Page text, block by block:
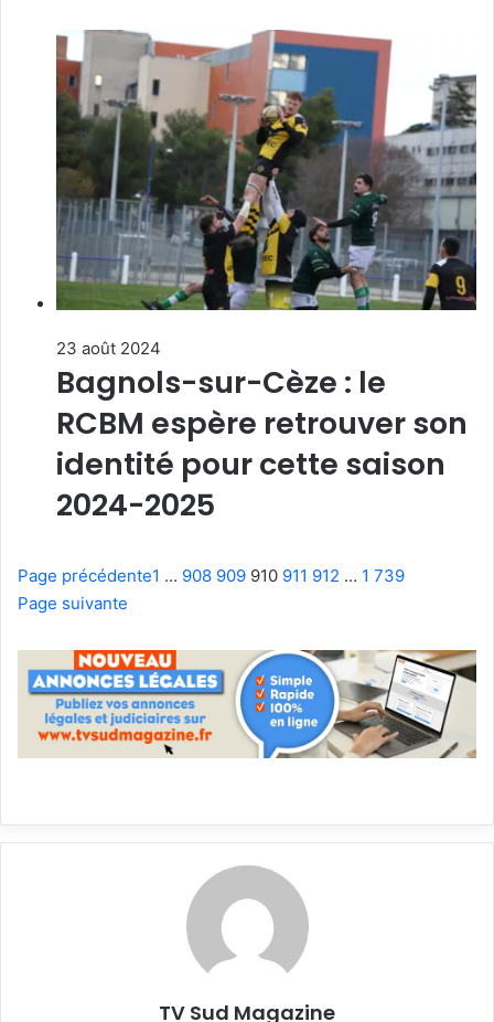
23 août 2024
Bagnols-sur-Cèze : le
RCBM espère retrouver son
identité pour cette saison
2024-2025
Page précédente1 … 908 909 910 911 912 … 1 739
Page suivante
TV Sud Magazine